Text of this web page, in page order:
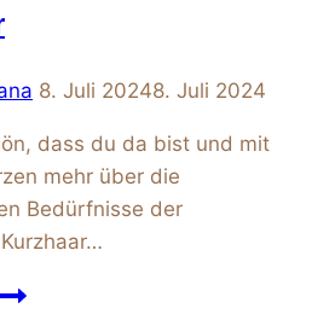
8. Juli 20248. Juli 2024
dass du da bist und mit
mehr über die
Bedürfnisse der